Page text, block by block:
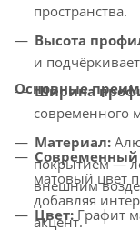
пространства.
Высота
и
Ширина
современного
Материал:
покрытием —
внешним
Цвет: Графит
Основные
матовый цвет
добавляя
акцент.